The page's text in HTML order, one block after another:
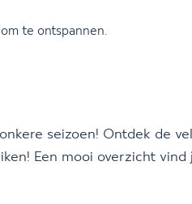
te ontspannen.
seizoen! Ontdek de
Een mooi overzicht vind